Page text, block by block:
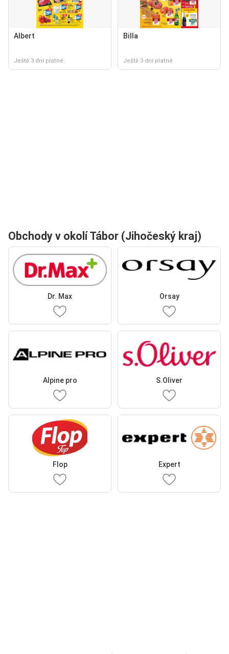
Albert
Ještě 3 dní platné
Billa
Ještě 3 dní platné
Obchody v okolí Tábor (Jihočeský kraj)
Dr. Max Orsay
Alpine pro S.Oliver
Flop Expert